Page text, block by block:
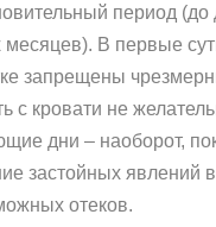
период (до
месяцев). В первые
запрещены
с кровати не
дни – наоборот,
застойных явлений
отеков.